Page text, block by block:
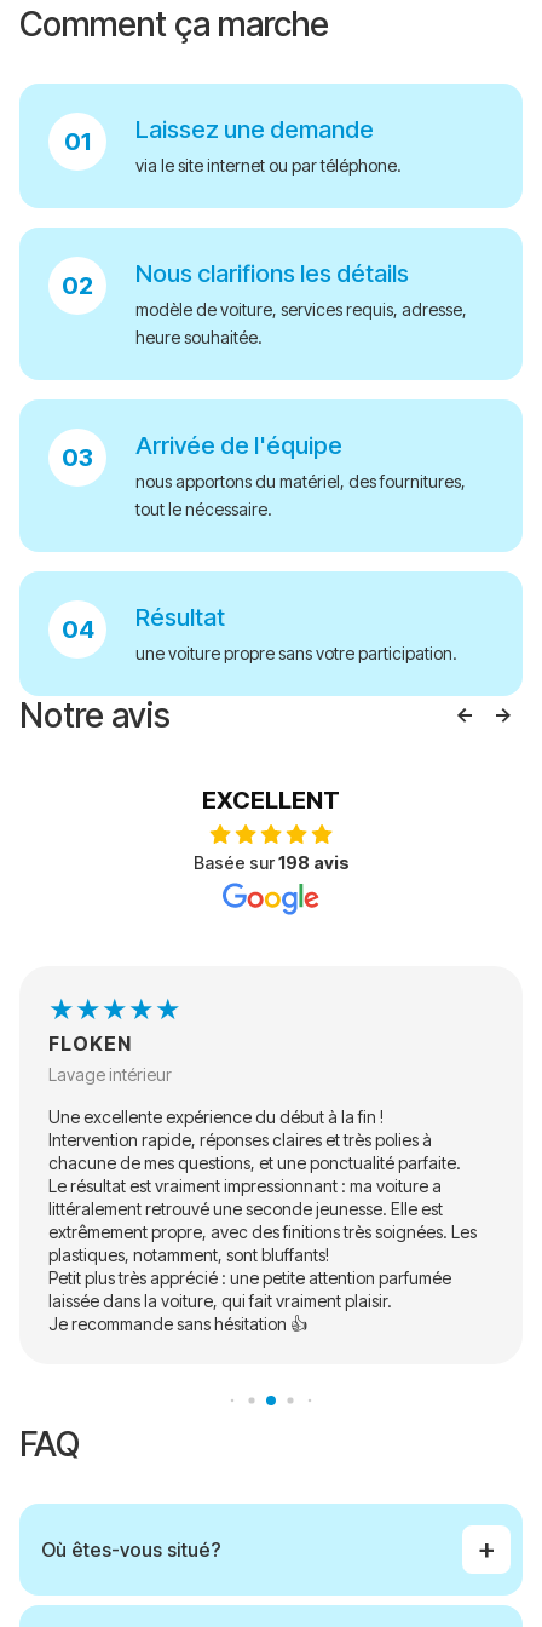
Comment ça marche
Laissez une demande
via le site internet ou par téléphone.
Nous clarifions les détails
modèle de voiture, services requis, adresse,
heure souhaitée.
Arrivée de l'équipe
nous apportons du matériel, des fournitures,
tout le nécessaire.
Résultat
une voiture propre sans votre participation.
Notre avis
EXCELLENT
Basée sur198 avis
FLOKEN
Lavage intérieur
Une excellente expérience du début à la fin !
Intervention rapide, réponses claires et très polies à
chacune de mes questions, et une ponctualité parfaite.
Le résultat est vraiment impressionnant : ma voiture a
littéralement retrouvé une seconde jeunesse. Elle est
extrêmement propre, avec des finitions très soignées. Les
plastiques, notamment, sont bluffants!
Petit plus très apprécié : une petite attention parfumée
laissée dans la voiture, qui fait vraiment plaisir.
Je recommande sans hésitation 👍
FAQ
Où êtes-vous situé?
Nous sommes situés à Montpellier. Nous travaillons à Montpellier et